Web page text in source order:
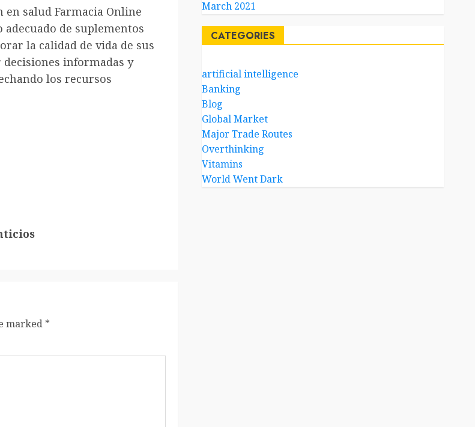
salud Farmacia Online
de suplementos
la calidad de vida de sus
informadas y
los recursos
marked *
March 2021
CATEGORIES
artificial intelligence
Banking
Blog
Global Market
Major Trade Routes
Overthinking
Vitamins
World Went Dark